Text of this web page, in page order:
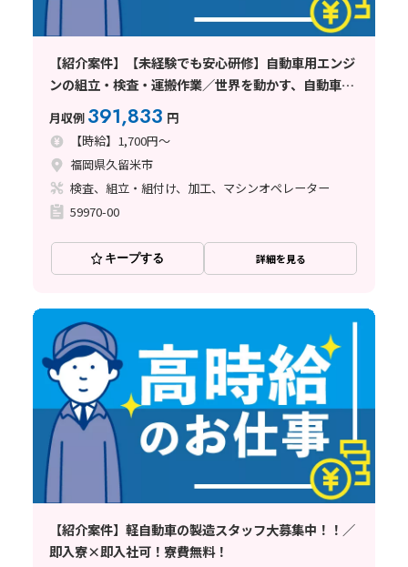
【紹介案件】【未経験でも安心研修】自動車用エンジ
ンの組立・検査・運搬作業／世界を動かす、自動車製
造に携わるチャンス！
月収例 391,833 円
【時給】1,700円～
福岡県久留米市
検査、組立・組付け、加工、マシンオペレーター
59970-00
キープする 詳細を見る
【紹介案件】軽自動車の製造スタッフ大募集中！！／
即入寮×即入社可！寮費無料！